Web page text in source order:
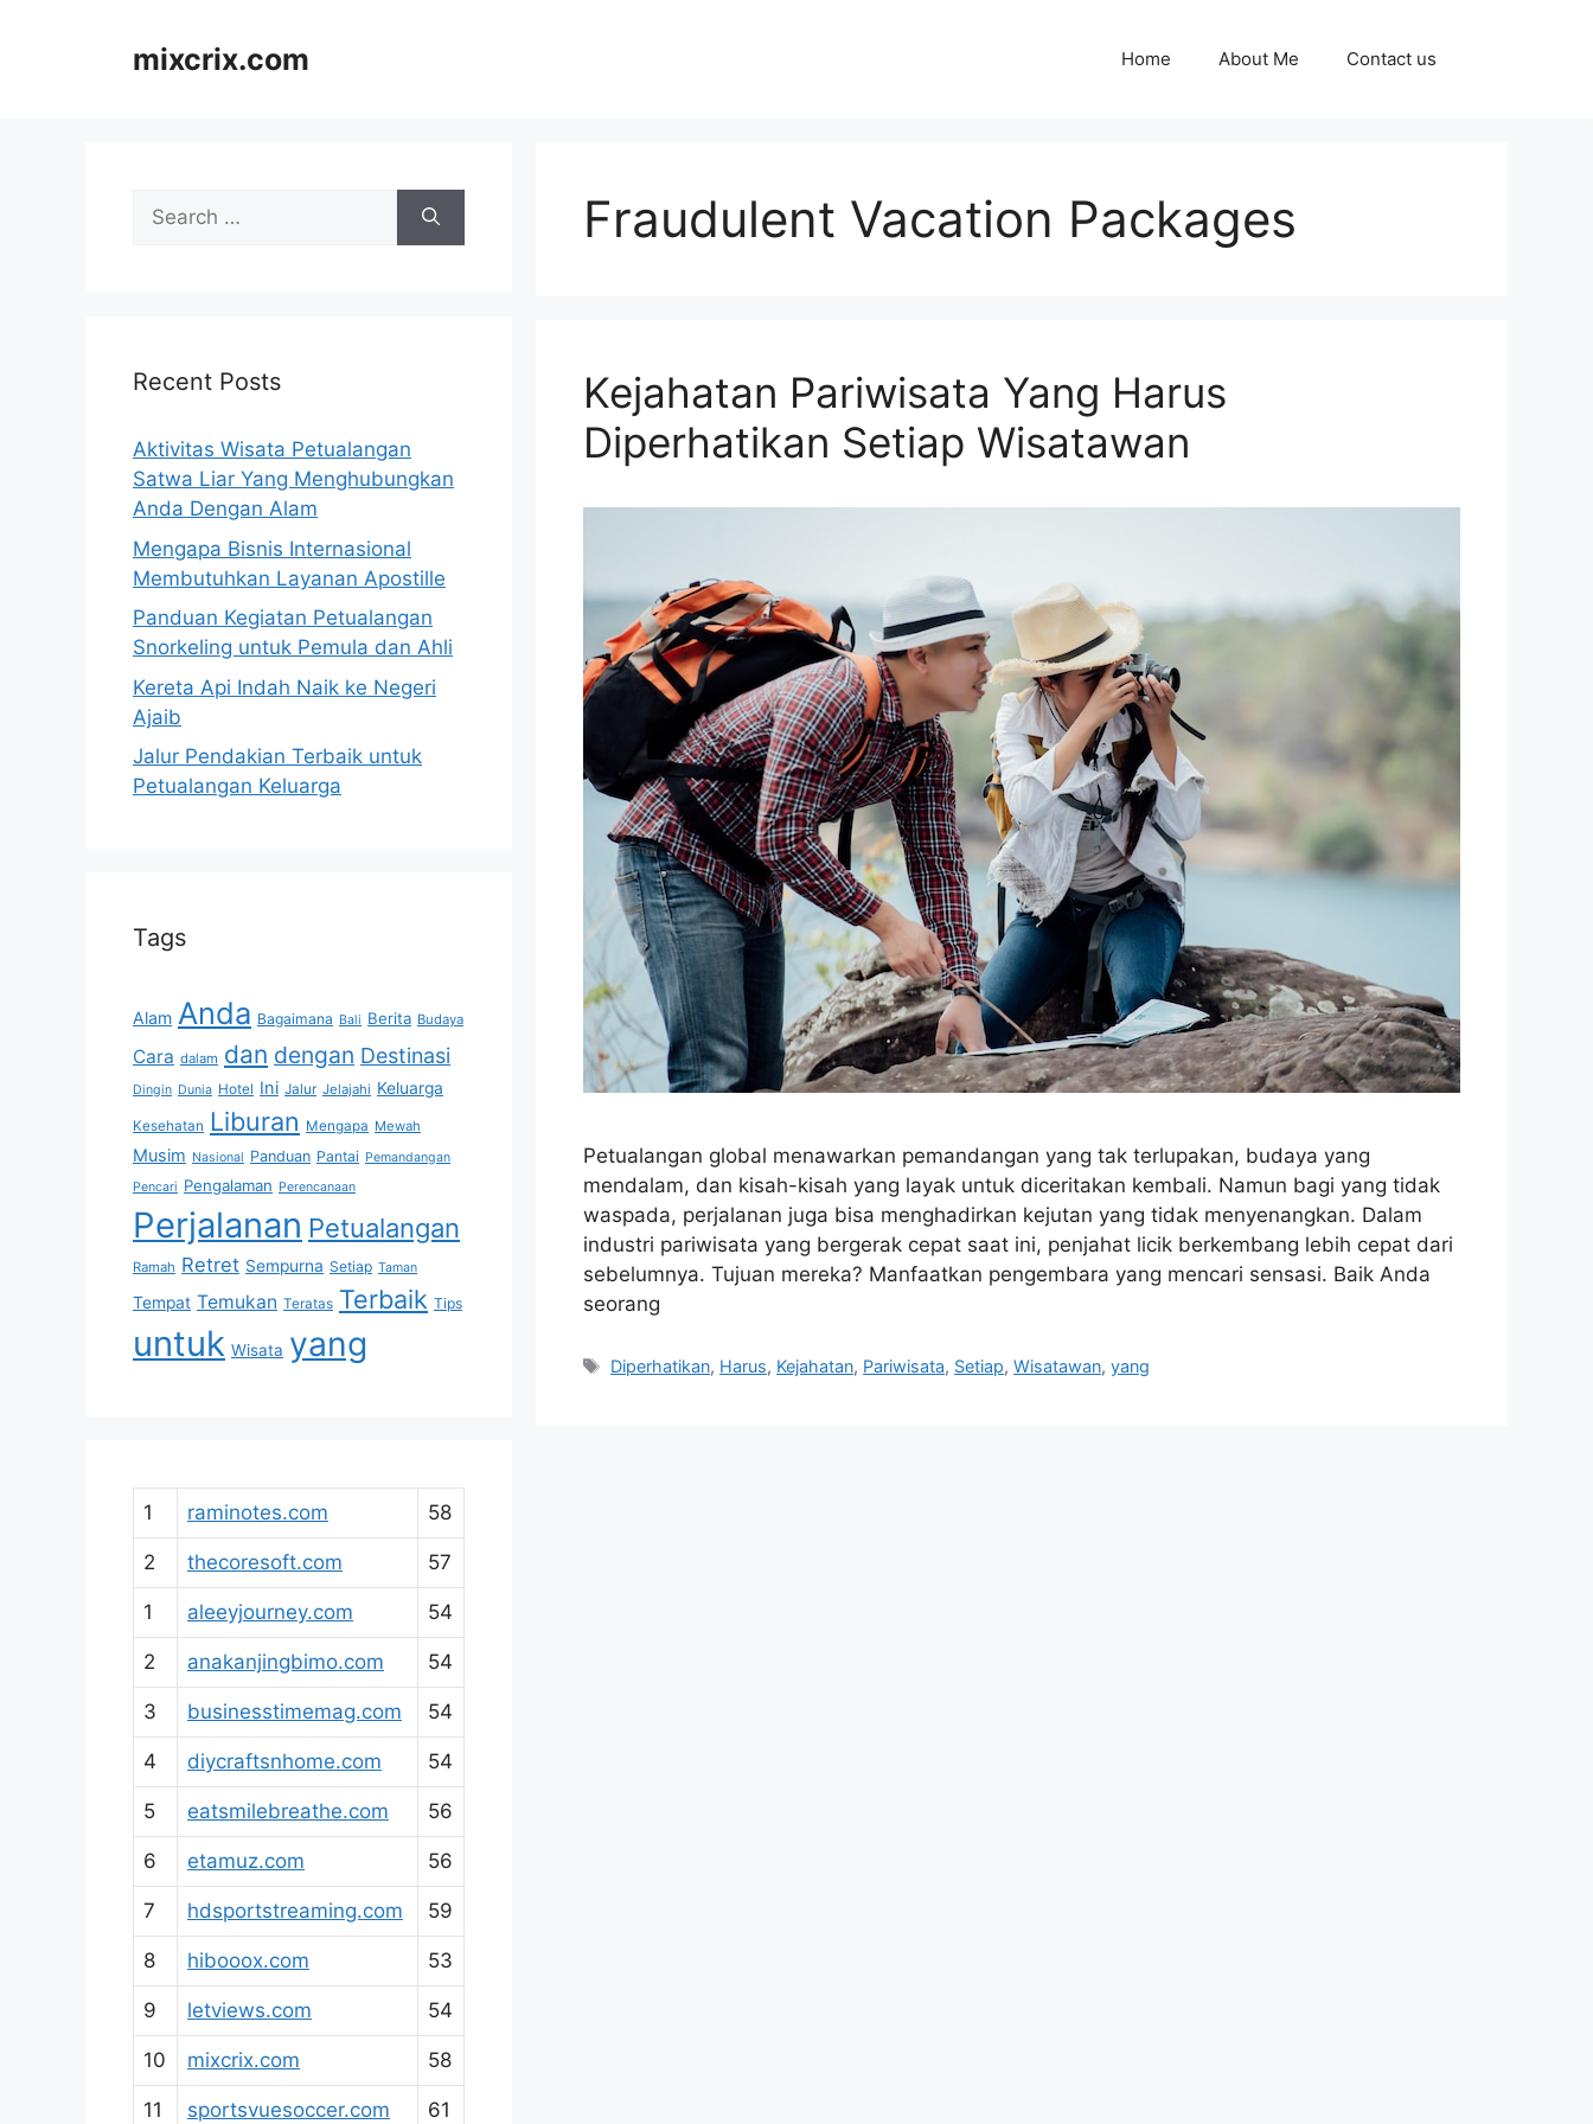
mixcrix.com Home About Me Contact us
Fraudulent Vacation Packages
Kejahatan Pariwisata Yang Harus
Diperhatikan Setiap Wisatawan
Petualangan global menawarkan pemandangan yang tak terlupakan, budaya yang
mendalam, dan kisah-kisah yang layak untuk diceritakan kembali. Namun bagi yang tidak
waspada, perjalanan juga bisa menghadirkan kejutan yang tidak menyenangkan. Dalam
industri pariwisata yang bergerak cepat saat ini, penjahat licik berkembang lebih cepat dari
sebelumnya. Tujuan mereka? Manfaatkan pengembara yang mencari sensasi. Baik Anda
seorang
Tags
Diperhatikan, Harus, Kejahatan, Pariwisata, Setiap,Wisatawan,yang
Search
for:
Recent Posts
Aktivitas Wisata Petualangan
Satwa Liar Yang Menghubungkan
Anda Dengan Alam
Mengapa Bisnis Internasional
Membutuhkan Layanan Apostille
Panduan Kegiatan Petualangan
Snorkeling untuk Pemula dan Ahli
Kereta Api Indah Naik ke Negeri
Ajaib
Jalur Pendakian Terbaik untuk
Petualangan Keluarga
Tags
Alam Anda Bagaimana Bali Berita Budaya
Cara dalam dan dengan Destinasi
Dingin Dunia Hotel Ini Jalur Jelajahi Keluarga
Kesehatan Liburan Mengapa Mewah
Musim Nasional Panduan Pantai Pemandangan
Pencari Pengalaman Perencanaan
Perjalanan Petualangan
Ramah Retret Sempurna Setiap Taman
Tempat Temukan Teratas Terbaik Tips
untuk Wisata yang
1 raminotes.com 58
2 thecoresoft.com 57
1 aleeyjourney.com 54
2 anakanjingbimo.com 54
3 businesstimemag.com 54
4 diycraftsnhome.com 54
5 eatsmilebreathe.com 56
6 etamuz.com 56
7 hdsportstreaming.com 59
8 hibooox.com 53
9 letviews.com 54
10 mixcrix.com 58
11 sportsvuesoccer.com 61